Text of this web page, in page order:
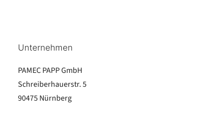
Unternehmen
PAMEC PAPP GmbH
Schreiberhauerstr. 5
90475 Nürnberg